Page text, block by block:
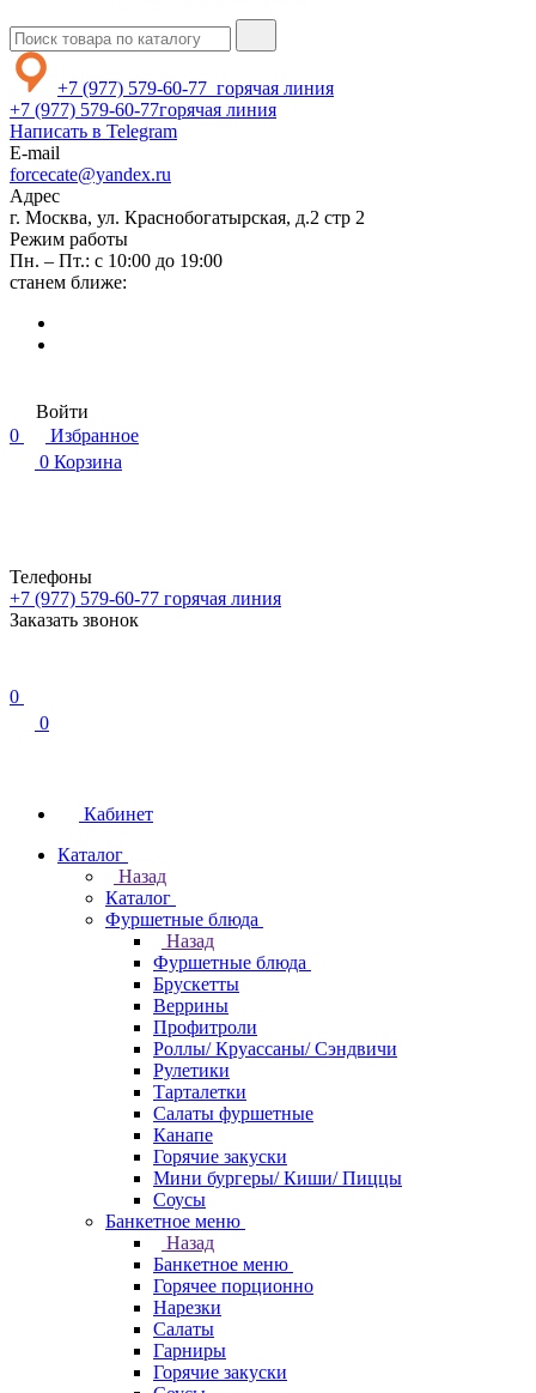
+7 (977) 579-60-77 горячая линия
+7 (977) 579-60-77горячая линия
Написать в Telegram
E-mail
forcecate@yandex.ru
Адрес
г. Москва, ул. Краснобогатырская, д.2 стр 2
Режим работы
Пн. – Пт.: с 10:00 до 19:00
станем ближе:
Войти
0
Избранное
0 Корзина
Телефоны
+7 (977) 579-60-77 горячая линия
Заказать звонок
0
0
Кабинет
Каталог
Назад
Каталог
Фуршетные блюда
Назад
Фуршетные блюда
Брускетты
Веррины
Профитроли
Роллы/ Круассаны/ Сэндвичи
Рулетики
Тарталетки
Салаты фуршетные
Канапе
Горячие закуски
Мини бургеры/ Киши/ Пиццы
Соусы
Банкетное меню
Назад
Банкетное меню
Горячее порционно
Нарезки
Салаты
Гарниры
Горячие закуски